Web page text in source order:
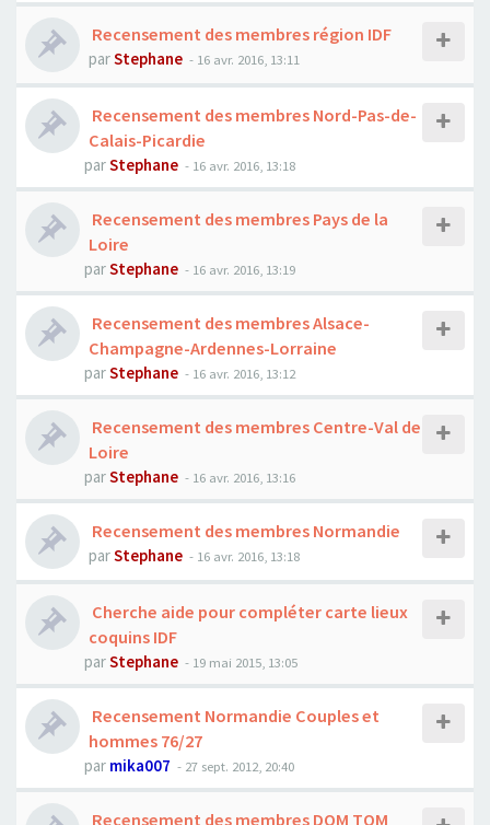
Recensement des membres région IDF
parStephane - 16 avr. 2016, 13:11
Recensement des membres Nord-Pas-de-
Calais-Picardie
parStephane - 16 avr. 2016, 13:18
Recensement des membres Pays de la
Loire
parStephane - 16 avr. 2016, 13:19
Recensement des membres Alsace-
Champagne-Ardennes-Lorraine
parStephane - 16 avr. 2016, 13:12
Recensement des membres Centre-Val de
Loire
parStephane - 16 avr. 2016, 13:16
Recensement des membres Normandie
parStephane - 16 avr. 2016, 13:18
Cherche aide pour compléter carte lieux
coquins IDF
parStephane - 19 mai 2015, 13:05
Recensement Normandie Couples et
hommes 76/27
par mika007 - 27 sept. 2012, 20:40
Recensement des membres DOM TOM